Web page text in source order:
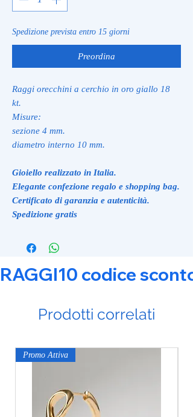
Spedizione prevista entro 15 giorni
Preordina
Raggi orecchini a cerchio in oro giallo 18
kt.
Misure:
sezione 4 mm.
diametro interno 10 mm.
Gioiello realizzato in Italia.
Elegante confezione regalo e shopping bag.
Certificato di garanzia e autenticità.
Spedizione gratis
RAGGI10 codice
Prodotti correlati
Promo Attiva